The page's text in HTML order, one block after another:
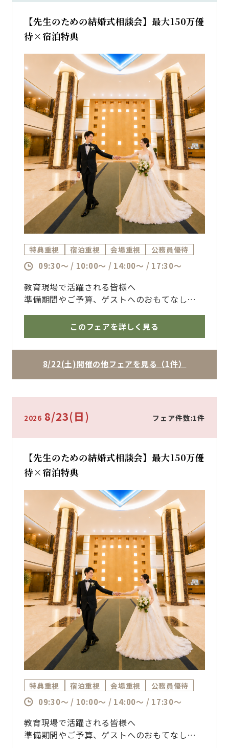
【先生のための結婚式相談会】最大150万優
待×宿泊特典
特典重視 宿泊重視 会場重視 公務員優待
09:30～ / 10:00～ / 14:00～ / 17:30～
教育現場で活躍される皆様へ
準備期間やご予算、ゲストへのおもてなしま
ホテルの安心感と貸切ウェディングの魅力を体
感いただけます
博多で結婚式を挙げるならザ・フォレストテラ
ス博多のブライダルフェアへ
このフェアを詳しく見る
8/22(土)開催の他フェアを見る（1件）
2026 8/23(日) フェア件数:1件
【先生のための結婚式相談会】最大150万優
待×宿泊特典
特典重視 宿泊重視 会場重視 公務員優待
09:30～ / 10:00～ / 14:00～ / 17:30～
教育現場で活躍される皆様へ
準備期間やご予算、ゲストへのおもてなしま